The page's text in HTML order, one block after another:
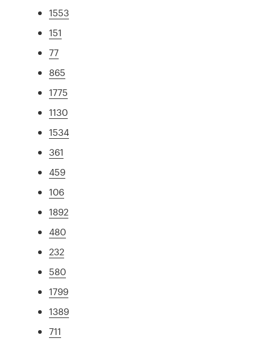
1553
151
77
865
1775
1130
1534
361
459
106
1892
480
232
580
1799
1389
711